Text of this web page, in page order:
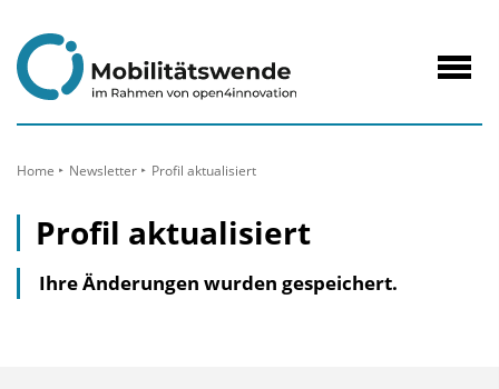
Inhalt
Home Newsletter Profil aktualisiert
Profil aktualisiert
Ihre Änderungen wurden gespeichert.